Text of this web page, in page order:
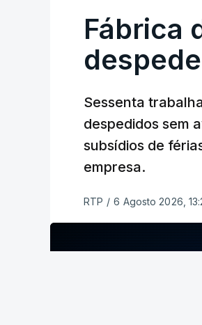
Fábrica
Sessenta
despedidos sem
subsídios de
empresa.
RTP / 6 Agosto 2026,